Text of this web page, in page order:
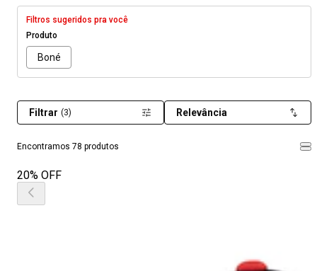
Filtros sugeridos pra você
Produto
Boné
Encontramos 78 produtos
Filtrar (3) Relevância
20% OFF